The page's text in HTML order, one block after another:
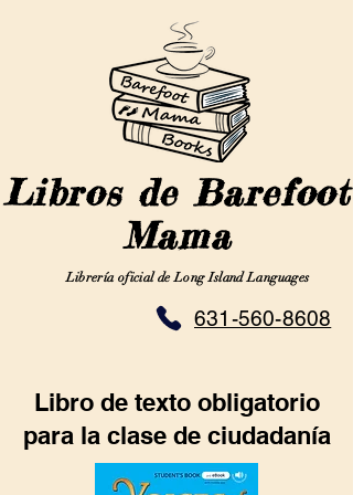
Libros de Barefoot
Mama
Librería oficial de Long Island Languages
631-560-8608
Libro de texto obligatorio
para la clase de ciudadanía